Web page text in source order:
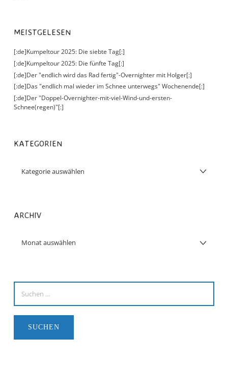
MEISTGELESEN
[:de]Kumpeltour 2025: Die siebte Tag[:]
[:de]Kumpeltour 2025: Die fünfte Tag[:]
[:de]Der "endlich wird das Rad fertig"-Overnighter mit Holger[:]
[:de]Das "endlich mal wieder im Schnee unterwegs" Wochenende[:]
[:de]Der "Doppel-Overnighter-mit-viel-Wind-und-ersten-
Schnee(regen)"[:]
KATEGORIEN
ARCHIV